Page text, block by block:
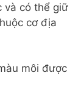
và có thể giữ
cơ địa